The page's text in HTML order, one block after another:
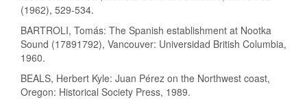
(1962), 529-534.
BARTROLI, Tomás: The Spanish establishment at Nootka
Sound (17891792), Vancouver: Universidad British Columbia,
1960.
BEALS, Herbert Kyle: Juan Pérez on the Northwest coast,
Oregon: Historical Society Press, 1989.